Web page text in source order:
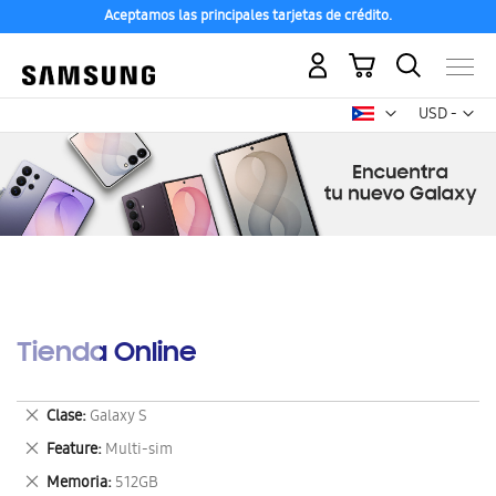
Aceptamos las principales tarjetas de crédito.
USD -
dólar
Mi carrito
Tienda Online
Clase Galaxy S
Eliminar
este
artículo
Feature Multi-sim
Eliminar
este
Memoria 512GB
Eliminar